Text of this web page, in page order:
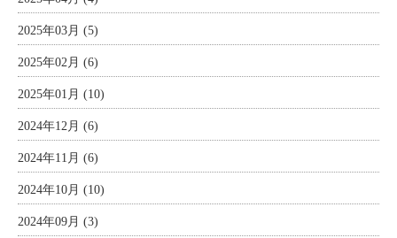
2025年03月 (5)
2025年02月 (6)
2025年01月 (10)
2024年12月 (6)
2024年11月 (6)
2024年10月 (10)
2024年09月 (3)